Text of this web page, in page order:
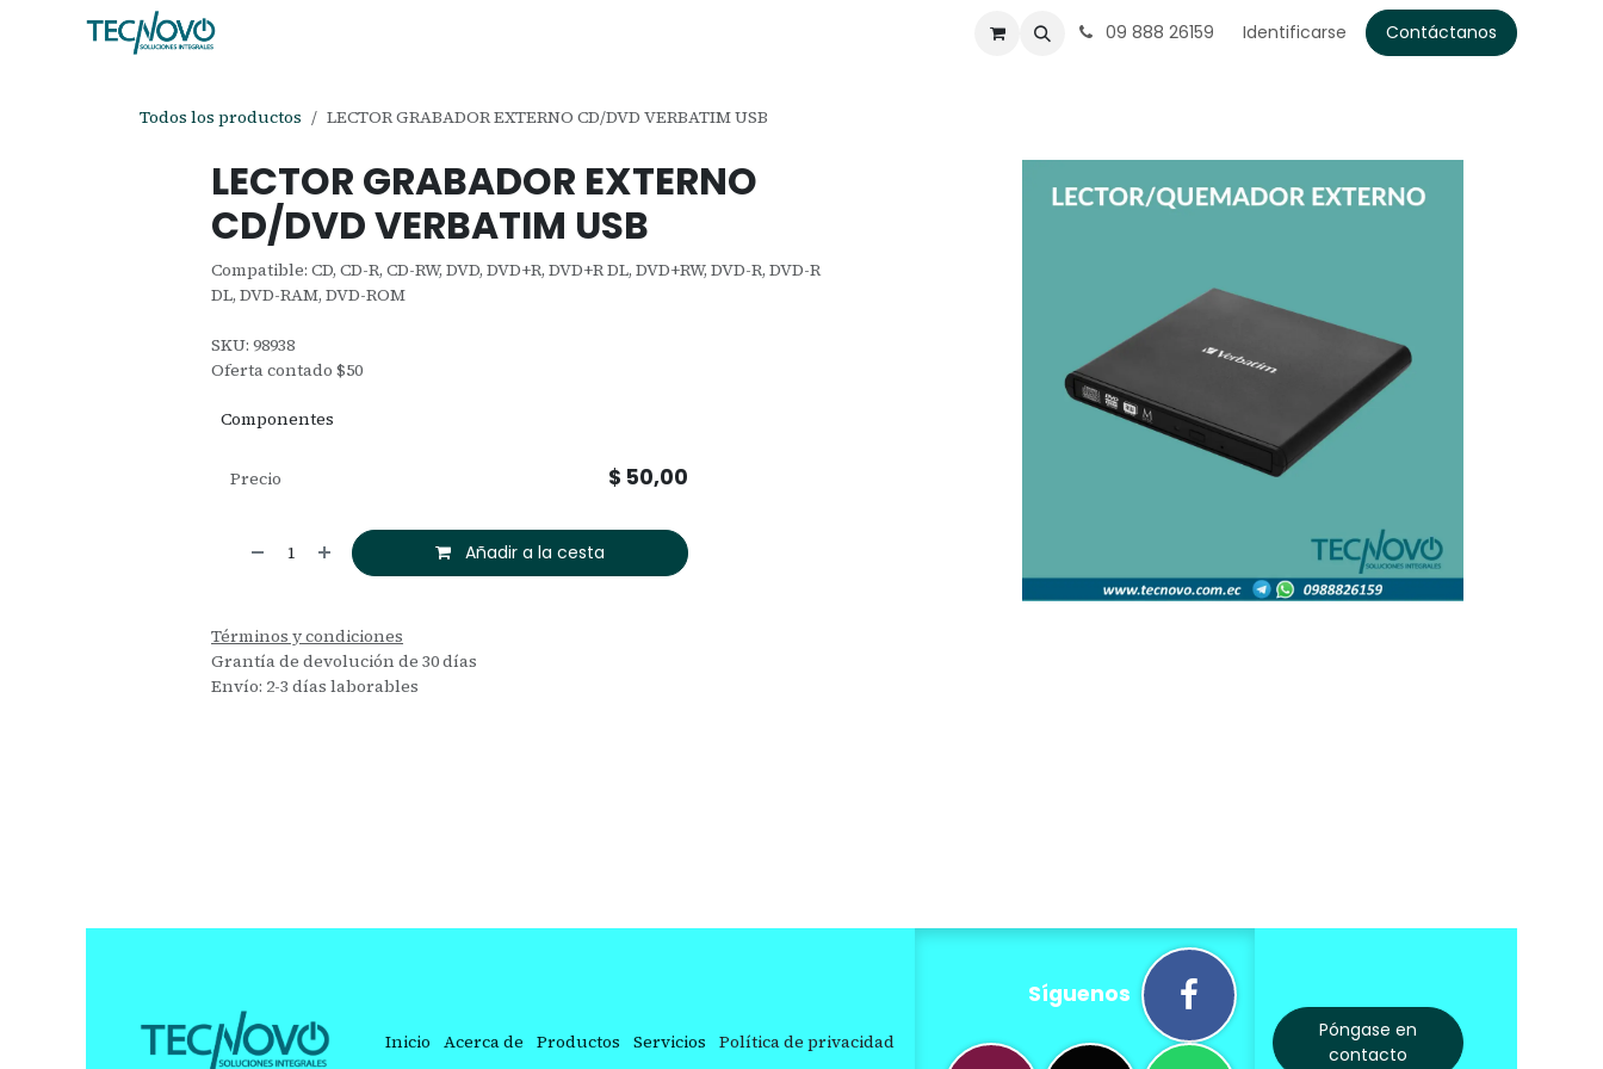
09 888 26159 Identificarse Contáctanos
Todos los productos LECTOR GRABADOR EXTERNO CD/DVD VERBATIM USB
LECTOR GRABADOR EXTERNO
CD/DVD VERBATIM USB
Compatible: CD, CD-R, CD-RW, DVD, DVD+R, DVD+R DL, DVD+RW, DVD-R, DVD-R
DL, DVD-RAM, DVD-ROM
SKU: 98938
Oferta contado $50
Componentes
Añadir a la cesta
Precio $ 50,00
Términos y condiciones
Grantía de devolución de 30 días
Envío: 2-3 días laborables
Inicio Acerca de Productos Servicios Política de privacidad
Síguenos
Póngase en
contacto